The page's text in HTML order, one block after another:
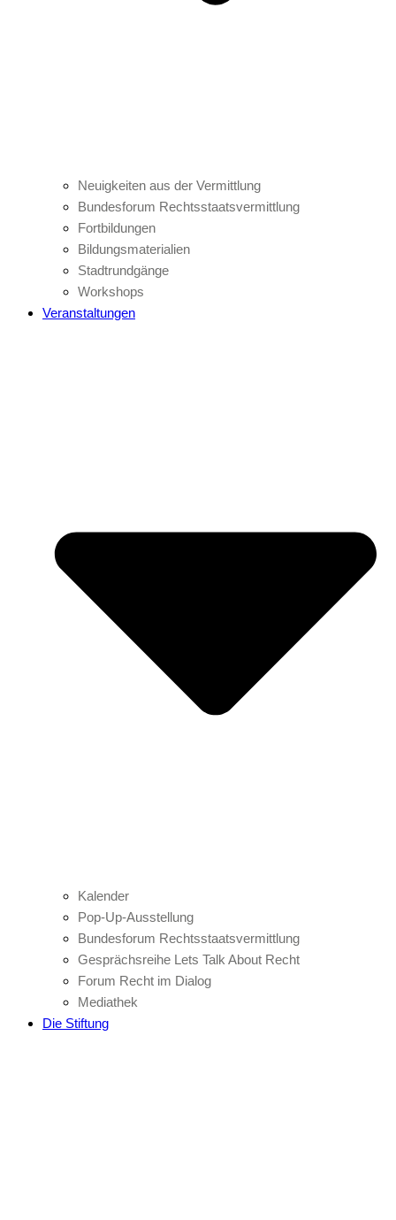
Neuigkeiten aus der Vermittlung
Bundesforum Rechtsstaatsvermittlung
Fortbildungen
Bildungsmaterialien
Stadtrundgänge
Workshops
Veranstaltungen
Kalender
Pop-Up-Ausstellung
Bundesforum Rechtsstaatsvermittlung
Gesprächsreihe Lets Talk About Recht
Forum Recht im Dialog
Mediathek
Die Stiftung